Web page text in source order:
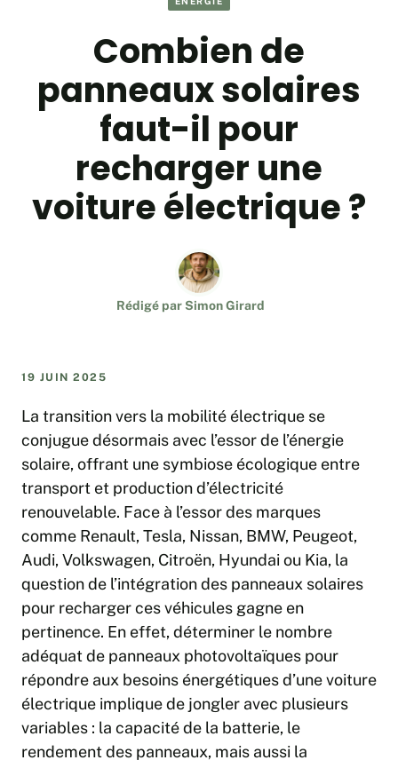
Combien de
panneaux solaires
faut-il pour
recharger une
voiture électrique ?
Rédigé parSimon Girard
19 JUIN 2025
La transition vers la mobilité électrique se
conjugue désormais avec l’essor de l’énergie
solaire, offrant une symbiose écologique entre
transport et production d’électricité
renouvelable. Face à l’essor des marques
comme Renault, Tesla, Nissan, BMW, Peugeot,
Audi, Volkswagen, Citroën, Hyundai ou Kia, la
question de l’intégration des panneaux solaires
pour recharger ces véhicules gagne en
pertinence. En effet, déterminer le nombre
adéquat de panneaux photovoltaïques pour
répondre aux besoins énergétiques d’une voiture
électrique implique de jongler avec plusieurs
variables : la capacité de la batterie, le
rendement des panneaux, mais aussi la